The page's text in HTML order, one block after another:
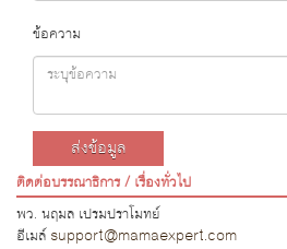
ข้อความ
ส่งข้อมูล
ติดต่อบรรณาธิการ / เรื่องทั่วไป
พว. นฤมล เปรมปราโมทย์
อีเมล์support@mamaexpert.com